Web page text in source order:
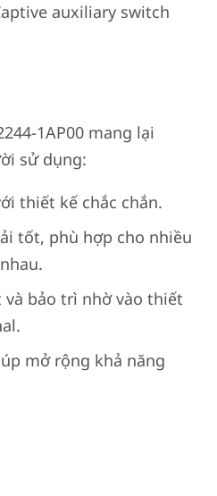
auxiliary switch
1AP00 mang lại
sử dụng:
thiết kế chắc chắn.
tốt, phù hợp cho nhiều
và bảo trì nhờ vào thiết
mở rộng khả năng